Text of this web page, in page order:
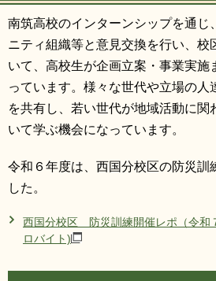
南筑高校のインターンシップを通じ
ニティ組織等と意見交換を行い、校
いて、高校生が企画立案・事業実施
っています。様々な世代や立場の人
を共有し、若い世代が地域活動に関
いて学ぶ機会になっています。
令和６年度は、西国分校区の防災訓
した。
西国分校区 防災訓練開催レポ（令和
ロバイト)